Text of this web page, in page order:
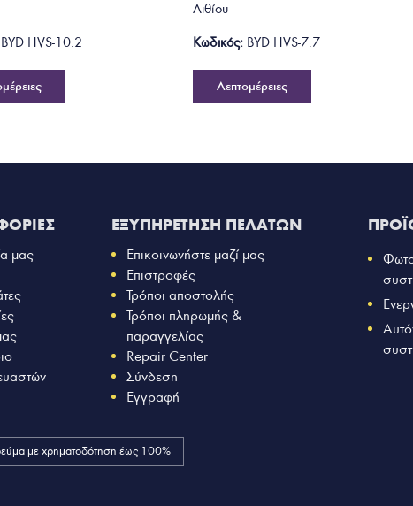
BYD HVS-10.2
Λιθίου
Κωδικός: BYD HVS-7.7
Λεπτομέρειες
μας
με χρηματοδότηση έως 100%
ΕΞΥΠΗΡΕΤΗΣΗ ΠΕΛΑΤΩΝ
Επικοινωνήστε μαζί μας
Επιστροφές
Τρόποι αποστολής
Τρόποι πληρωμής &
παραγγελίας
Repair Center
Σύνδεση
Εγγραφή